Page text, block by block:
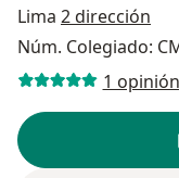
Lima 2 dirección
Núm. Colegiado:
1 opinión